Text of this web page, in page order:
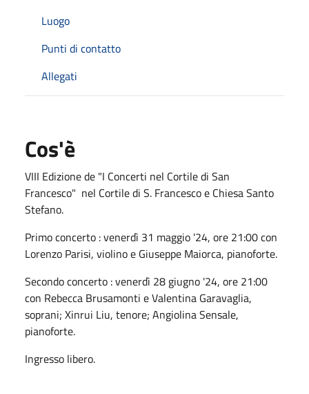
Luogo
Punti di contatto
Allegati
Cos'è
VIII Edizione de "I Concerti nel Cortile di San
Francesco" nel Cortile di S. Francesco e Chiesa Santo
Stefano.
Primo concerto : venerdì 31 maggio '24, ore 21:00 con
Lorenzo Parisi, violino e Giuseppe Maiorca, pianoforte.
Secondo concerto : venerdì 28 giugno '24, ore 21:00
con Rebecca Brusamonti e Valentina Garavaglia,
soprani; Xinrui Liu, tenore; Angiolina Sensale,
pianoforte.
Ingresso libero.